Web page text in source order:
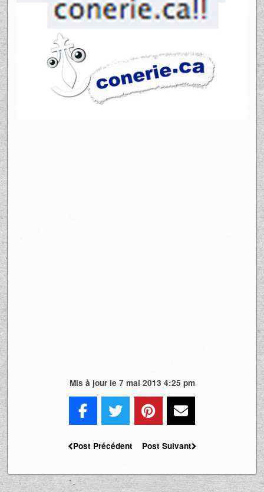
Mis à jour le 7 mai 2013 4:25 pm
Post Précédent Post Suivant